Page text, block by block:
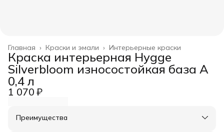
Интерьерные краски
Краски и эмали ›
Главная ›
Краска интерьерная Hygge
Silverbloom износостойкая база A
0,4 л
1 070 ₽
Преимущества
Оплата частями в Сплит